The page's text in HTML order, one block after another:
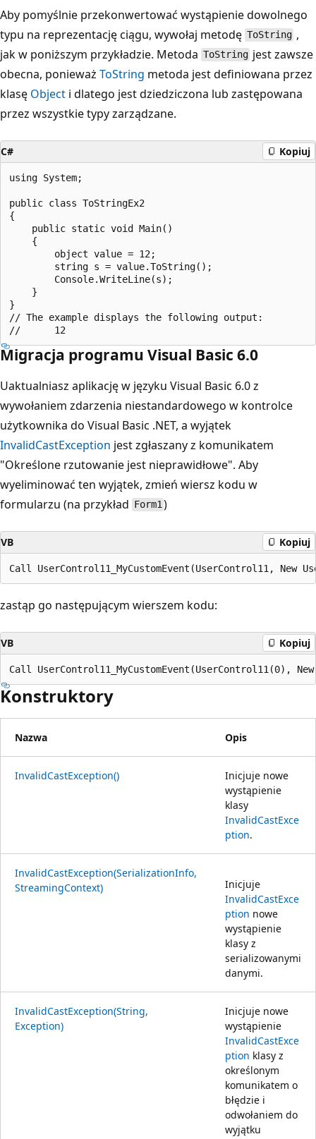
Aby pomyślnie przekonwertować wystąpienie dowolnego
typu na reprezentację ciągu, wywołaj metodę ToString ,
jak w poniższym przykładzie. Metoda ToString jest zawsze
obecna, ponieważ ToString metoda jest definiowana przez
klasę Object i dlatego jest dziedziczona lub zastępowana
przez wszystkie typy zarządzane.
C# Kopiuj
using System;
public class ToStringEx2
{
    public static void Main()
    {
        object value = 12;
        string s = value.ToString();
        Console.WriteLine(s);
    }
}
// The example displays the following output:
Migracja programu Visual Basic 6.0
Uaktualniasz aplikację w języku Visual Basic 6.0 z
wywołaniem zdarzenia niestandardowego w kontrolce
użytkownika do Visual Basic .NET, a wyjątek
InvalidCastException jest zgłaszany z komunikatem
"Określone rzutowanie jest nieprawidłowe". Aby
wyeliminować ten wyjątek, zmień wiersz kodu w
formularzu (na przykład Form1)
VB Kopiuj
zastąp go następującym wierszem kodu:
VB Kopiuj
Konstruktory
Nazwa Opis
InvalidCastException()
Inicjuje nowe
wystąpienie
klasy
InvalidCastExce
ption.
InvalidCastException(SerializationInfo,
StreamingContext)
Inicjuje
InvalidCastExce
ption nowe
wystąpienie
klasy z
serializowanymi
danymi.
InvalidCastException(String,
Exception)
Inicjuje nowe
wystąpienie
InvalidCastExce
ption klasy z
określonym
komunikatem o
błędzie i
odwołaniem do
wyjątku